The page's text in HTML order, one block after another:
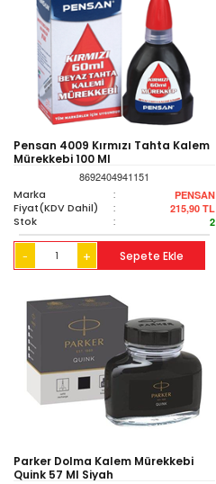
Pensan 4009 Kırmızı Tahta Kalem
Mürekkebi 100 Ml
8692404941151
Marka
: PENSAN
Fiyat(KDV Dahil) : 215,90 TL
Stok : 2
- + Sepete Ekle
Parker Dolma Kalem Mürekkebi
Quink 57 Ml Siyah